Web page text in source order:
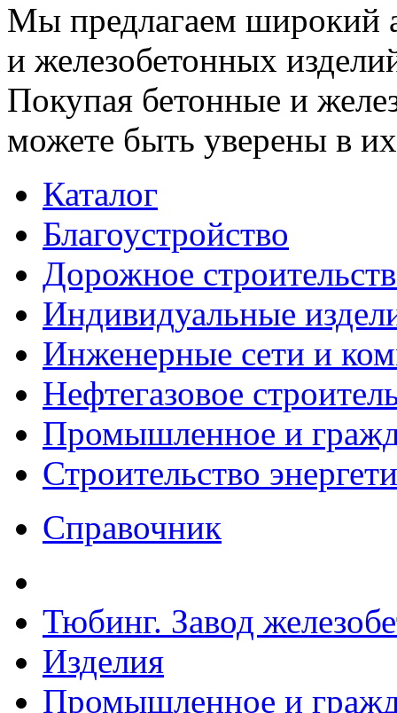
Мы предлагаем широкий
и железобетонных
Покупая бетонные и
можете быть уверены в их
Каталог
Благоустройство
Дорожное
Индивидуальные
Инженерные сети и
Нефтегазовое
Промышленное и
Строительство
Справочник
Тюбинг. Завод
Изделия
Промышленное и